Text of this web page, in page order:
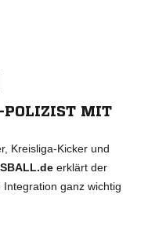
POLIZIST MIT
Kreisliga-Kicker und
erklärt der
ganz wichtig